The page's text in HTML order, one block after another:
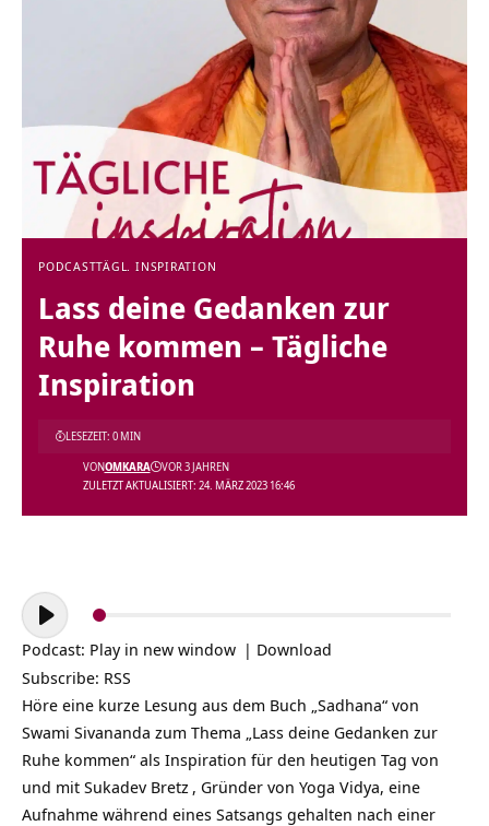
PODCASTTÄGL. INSPIRATION
Lass deine Gedanken zur
Ruhe kommen – Tägliche
Inspiration
ZULETZT AKTUALISIERT: 24. MÄRZ 2023 16:46
VONOMKARA VOR 3 JAHREN
LESEZEIT: 0 MIN
Audio-
Player
Podcast: Play in new window | Download
Subscribe: RSS
Höre eine kurze Lesung aus dem Buch „Sadhana“ von
Swami Sivananda zum Thema „Lass deine Gedanken zur
Ruhe kommen“ als Inspiration für den heutigen Tag von
und mit Sukadev Bretz , Gründer von Yoga Vidya, eine
Aufnahme während eines Satsangs gehalten nach einer